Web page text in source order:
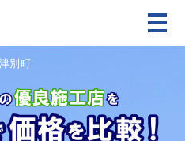
別町